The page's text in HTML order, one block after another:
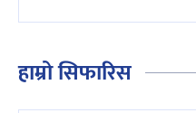
हाम्रो सिफारिस